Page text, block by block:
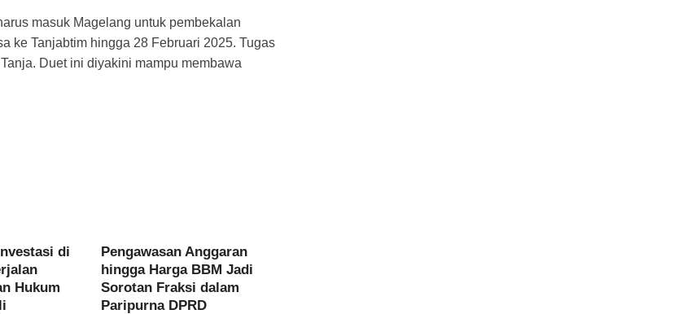
masuk Magelang untuk pembekalan
ke Tanjabtim hingga 28 Februari 2025. Tugas
Duet ini diyakini mampu membawa
di
Hukum
Pengawasan Anggaran
hingga Harga BBM Jadi
Sorotan Fraksi dalam
Paripurna DPRD